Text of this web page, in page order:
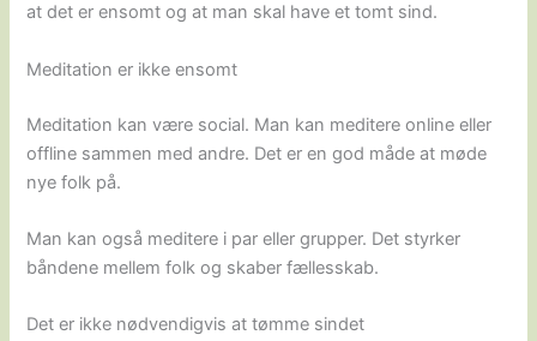
at det er ensomt og at man skal have et tomt sind.
Meditation er ikke ensomt
Meditation kan være social. Man kan meditere online eller
offline sammen med andre. Det er en god måde at møde
nye folk på.
Man kan også meditere i par eller grupper. Det styrker
båndene mellem folk og skaber fællesskab.
Det er ikke nødvendigvis at tømme sindet